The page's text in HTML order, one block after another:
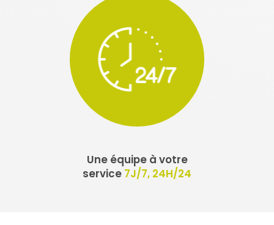
Une équipe à votre
service 7J/7, 24H/24